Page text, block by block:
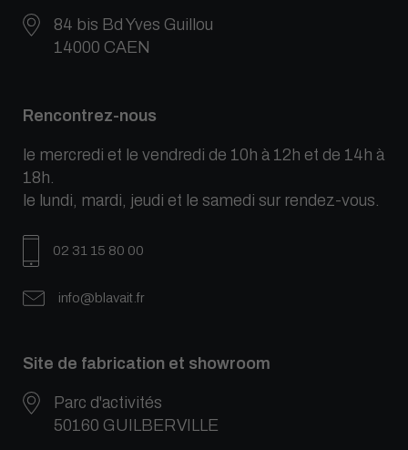
84 bis Bd Yves Guillou
14000 CAEN
Rencontrez-nous
le mercredi et le vendredi de 10h à 12h et de 14h à
18h.
le lundi, mardi, jeudi et le samedi sur rendez-vous.
02 31 15 80 00
info@blavait.fr
Site de fabrication et showroom
Parc d'activités
50160 GUILBERVILLE